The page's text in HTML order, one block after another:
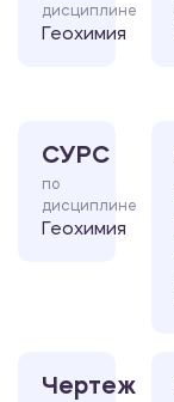
дисциплине
Геохимия
СУРС
по
дисциплине
Геохимия
Чертеж